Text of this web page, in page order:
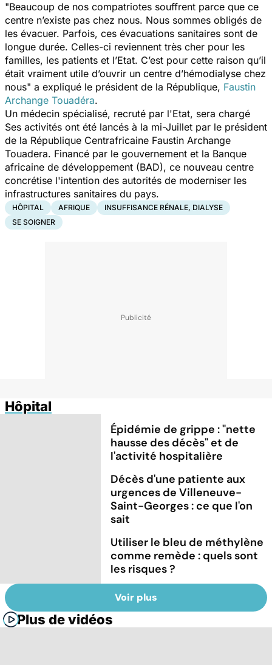
"Beaucoup de nos compatriotes souffrent parce que ce
centre n’existe pas chez nous. Nous sommes obligés de
les évacuer. Parfois, ces évacuations sanitaires sont de
longue durée. Celles-ci reviennent très cher pour les
familles, les patients et l’Etat. C’est pour cette raison qu’il
était vraiment utile d’ouvrir un centre d’hémodialyse chez
nous" a expliqué le président de la République, Faustin
Archange Touadéra.
Un médecin spécialisé, recruté par l'Etat, sera chargé
Ses activités ont été lancés à la mi-Juillet par le président
de la République Centrafricaine Faustin Archange
Touadera. Financé par le gouvernement et la Banque
africaine de développement (BAD), ce nouveau centre
concrétise l'intention des autorités de moderniser les
infrastructures sanitaires du pays.
HÔPITAL AFRIQUE
INSUFFISANCE RÉNALE, DIALYSE
SE SOIGNER
Hôpital
Épidémie de grippe : "nette
hausse des décès" et de
l'activité hospitalière
Décès d'une patiente aux
urgences de Villeneuve-
Saint-Georges : ce que l'on
sait
Utiliser le bleu de méthylène
comme remède : quels sont
les risques ?
Voir plus
Plus de vidéos